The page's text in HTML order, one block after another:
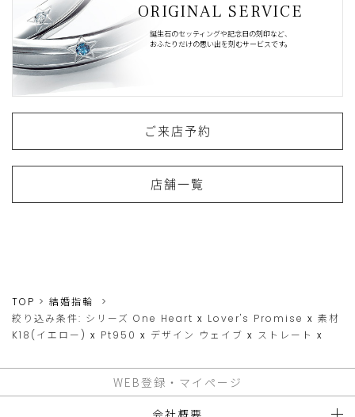
ORIGINAL SERVICE
誕生石のセッティングや記念日の刻印など、
おふたりだけの思い出を刻むサービスです。
ご来店予約
店舗一覧
TOP
結婚指輪
絞り込み条件: シリーズ One Heart x Lover's Promise x 素材
K18(イエロー) x Pt950 x デザイン ウェイブ x ストレート x
WEB登録・マイページ